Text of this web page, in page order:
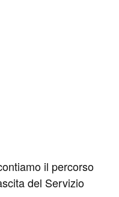
il percorso
del Servizio